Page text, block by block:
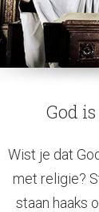
God
Wist je dat
met religie?
staan haaks